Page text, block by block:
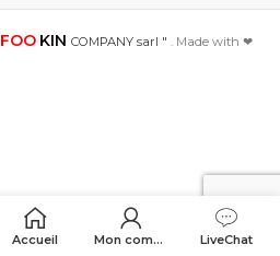
FOO KIN COMPANY sarl " . Made with ❤
Accueil Mon compte LiveChat